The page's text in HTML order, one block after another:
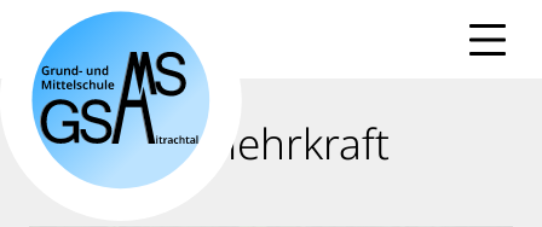
content
Beratungslehrkraft